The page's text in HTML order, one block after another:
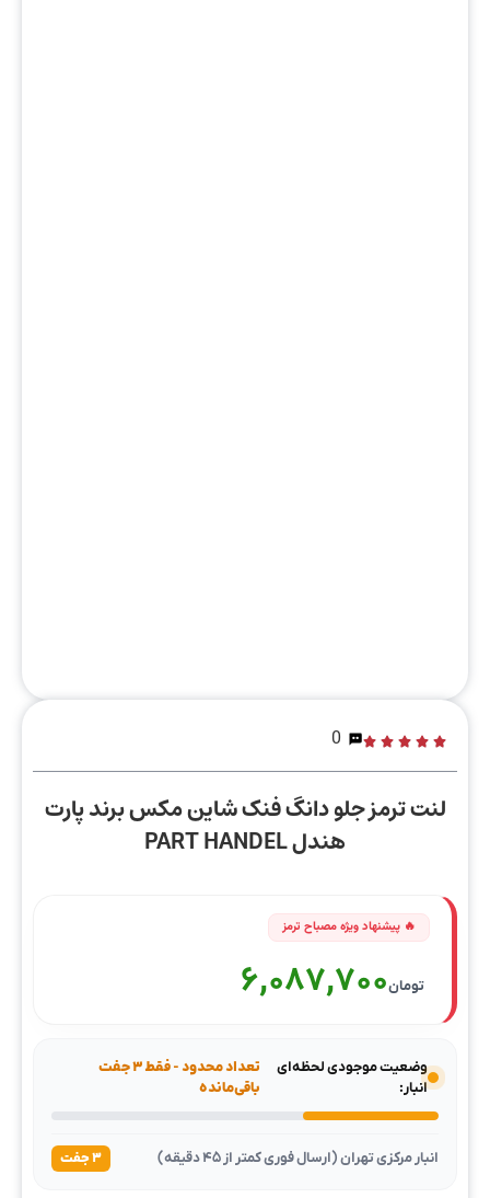
0
لنت ترمز جلو دانگ فنک شاین مکس برند پارت
هندل PART HANDEL
تومان6,087,700
وضعیت موجودی لحظه‌ای
انبار:
تعداد محدود - فقط ۳ جفت
باقی‌مانده
انبار مرکزی تهران (ارسال فوری کمتر از ۴۵ دقیقه) ۳ جفت